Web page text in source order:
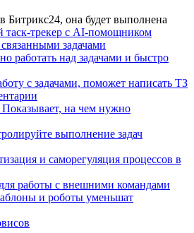
Битрикс24, она будет выполнена
таск-трекер с AI-помощником
задачами
работать над задачами и быстро
с задачами, поможет написать ТЗ
Показывает, на чем нужно
выполнение задач
и саморегуляция процессов в
работы с внешними командами
и роботы уменьшат